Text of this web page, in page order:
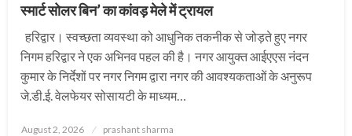
स्मार्ट सोलर बिन’ का कांवड़ मेले में ट्रायल
हरिद्वार। स्वच्छता व्यवस्था को आधुनिक तकनीक से जोड़ते हुए नगर
निगम हरिद्वार ने एक अभिनव पहल की है। नगर आयुक्त आईएएस नंदन
कुमार के निर्देशों पर नगर निगम द्वारा नगर की आवश्यकताओं के अनुरूप
जे.डी.ई. वेलफेयर सोसायटी के माध्यम…
Posted
August 2, 2026 prashant sharma